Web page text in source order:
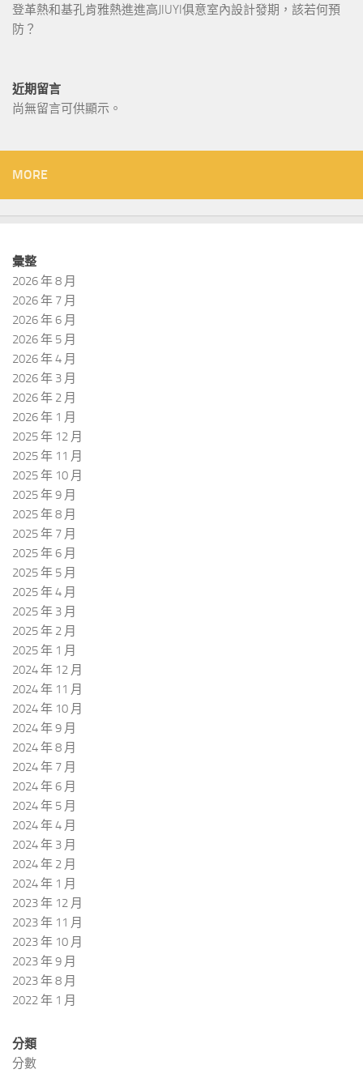
登革熱和基孔肯雅熱進進高JIUYI俱意室內設計發期，該若何預
防？
近期留言
尚無留言可供顯示。
MORE
彙整
2026 年 8 月
2026 年 7 月
2026 年 6 月
2026 年 5 月
2026 年 4 月
2026 年 3 月
2026 年 2 月
2026 年 1 月
2025 年 12 月
2025 年 11 月
2025 年 10 月
2025 年 9 月
2025 年 8 月
2025 年 7 月
2025 年 6 月
2025 年 5 月
2025 年 4 月
2025 年 3 月
2025 年 2 月
2025 年 1 月
2024 年 12 月
2024 年 11 月
2024 年 10 月
2024 年 9 月
2024 年 8 月
2024 年 7 月
2024 年 6 月
2024 年 5 月
2024 年 4 月
2024 年 3 月
2024 年 2 月
2024 年 1 月
2023 年 12 月
2023 年 11 月
2023 年 10 月
2023 年 9 月
2023 年 8 月
2022 年 1 月
分類
分數